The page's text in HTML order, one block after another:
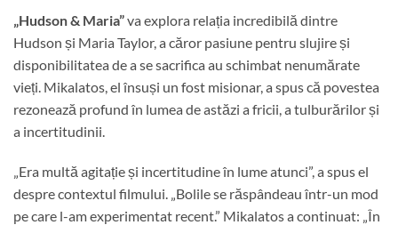
„Hudson & Maria”va explora relația incredibilă dintre
Hudson și Maria Taylor, a căror pasiune pentru slujire și
disponibilitatea de a se sacrifica au schimbat nenumărate
vieți. Mikalatos, el însuși un fost misionar, a spus că povestea
rezonează profund în lumea de astăzi a fricii, a tulburărilor și
a incertitudinii.
„Era multă agitație și incertitudine în lume atunci”, a spus el
despre contextul filmului. „Bolile se răspândeau într-un mod
pe care l-am experimentat recent.” Mikalatos a continuat: „În